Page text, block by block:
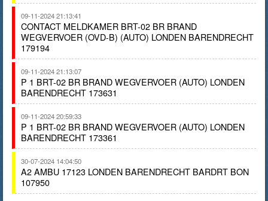
09-11-2024 21:13:41
CONTACT MELDKAMER BRT-02 BR BRAND
WEGVERVOER (OVD-B) (AUTO) LONDEN BARENDRECHT
179194
09-11-2024 21:13:07
P 1 BRT-02 BR BRAND WEGVERVOER (AUTO) LONDEN
BARENDRECHT 173631
09-11-2024 20:59:33
P 1 BRT-02 BR BRAND WEGVERVOER (AUTO) LONDEN
BARENDRECHT 173361
30-07-2024 14:04:50
A2 AMBU 17123 LONDEN BARENDRECHT BARDRT BON
107950